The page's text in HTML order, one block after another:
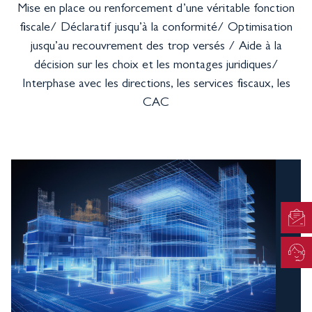
Mise en place ou renforcement d’une véritable fonction
fiscale/ Déclaratif jusqu’à la conformité/ Optimisation
jusqu’au recouvrement des trop versés / Aide à la
décision sur les choix et les montages juridiques/
Interphase avec les directions, les services fiscaux, les
CAC